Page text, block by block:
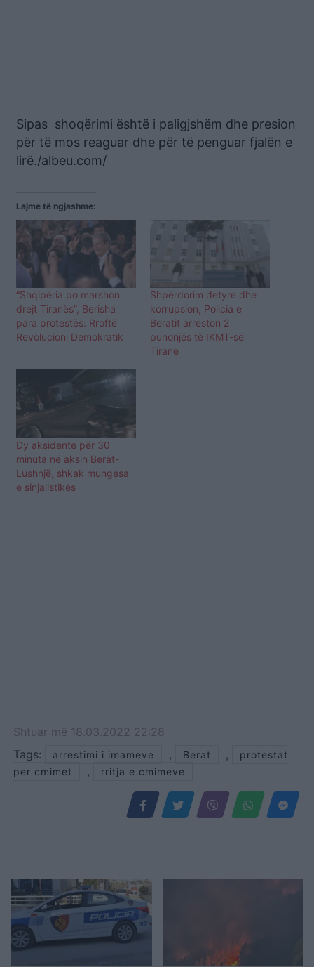
Sipas shoqërimi është i paligjshëm dhe presion
për të mos reaguar dhe për të penguar fjalën e
lirë./albeu.com/
Lajme të ngjashme:
“Shqipëria po marshon
drejt Tiranës”, Berisha
para protestës: Rroftë
Revolucioni Demokratik
Shpërdorim detyre dhe
korrupsion, Policia e
Beratit arreston 2
punonjës të IKMT-së
Tiranë
Dy aksidente për 30
minuta në aksin Berat-
Lushnjë, shkak mungesa
e sinjalistikës
Shtuar më 18.03.2022 22:28
Tags:
arrestimi i imameve , Berat ,
protestat
per cmimet
, rritja e cmimeve